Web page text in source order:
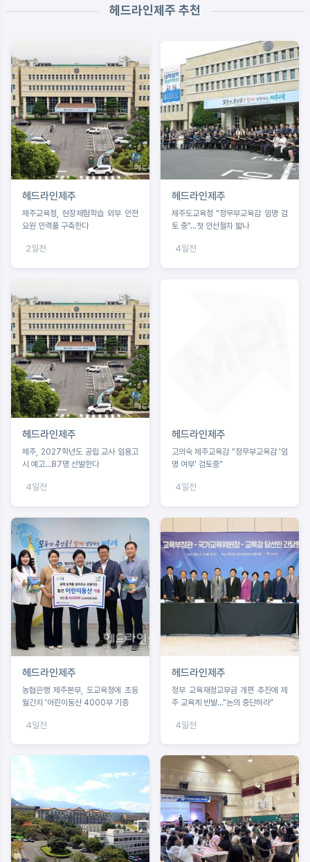
헤드라인제주 추천
헤드라인제주
제주교육청, 현장체험학습 외부 안전
요원 인력풀 구축한다
2일전
헤드라인제주
제주도교육청 "정무부교육감 임명 검
토 중"...첫 인선절차 밟나
4일전
헤드라인제주
제주, 2027학년도 공립 교사 임용고
시 예고...87명 선발한다
4일전
헤드라인제주
고의숙 제주교육감 "정무부교육감 '임
명 여부' 검토중"
4일전
헤드라인제주
농협은행 제주본부, 도교육청에 초등
월간지 '어린이동산 4000부 기증
4일전
헤드라인제주
정부 교육재정교부금 개편 추진에 제
주 교육계 반발..."논의 중단하라"
4일전